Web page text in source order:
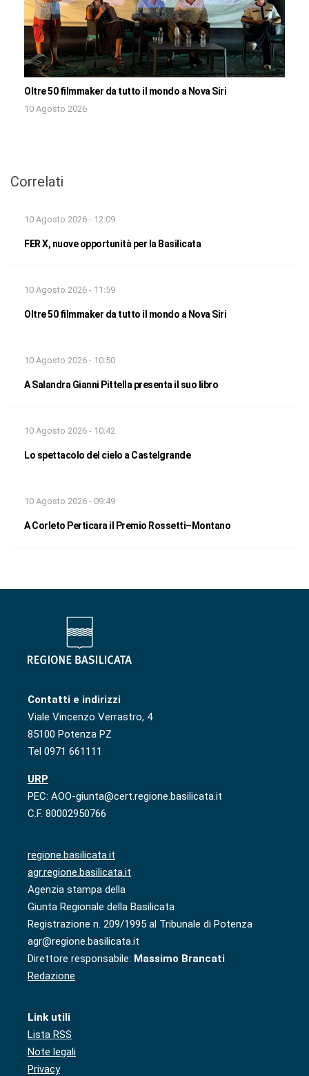
Oltre 50 filmmaker da tutto il mondo a Nova Siri
10 Agosto 2026
Correlati
10 Agosto 2026 - 12:09
FER X, nuove opportunità per la Basilicata
10 Agosto 2026 - 11:59
Oltre 50 filmmaker da tutto il mondo a Nova Siri
10 Agosto 2026 - 10:50
A Salandra Gianni Pittella presenta il suo libro
10 Agosto 2026 - 10:42
Lo spettacolo del cielo a Castelgrande
10 Agosto 2026 - 09:49
A Corleto Perticara il Premio Rossetti–Montano
Contatti e indirizzi
Viale Vincenzo Verrastro, 4
85100 Potenza PZ
Tel 0971 661111
URP
PEC: AOO-giunta@cert.regione.basilicata.it
C.F. 80002950766
regione.basilicata.it
agr.regione.basilicata.it
Agenzia stampa della
Giunta Regionale della Basilicata
Registrazione n. 209/1995 al Tribunale di Potenza
agr@regione.basilicata.it
Direttore responsabile: Massimo Brancati
Redazione
Link utili
Lista RSS
Note legali
Privacy